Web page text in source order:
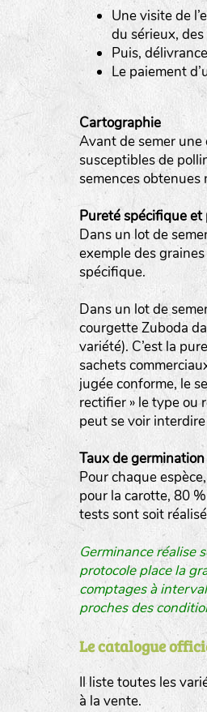
SATIVA
SEMAILLES
Une visite de
du sérieux,
Puis,
Le paiement
Cartographie
Avant de semer une
susceptibles de
semences obtenues
Pureté spécifique
Dans un lot de
exemple des
spécifique.
Dans un lot de
courgette Zuboda
variété). C’est la
sachets
jugée conforme, le
rectifier » le type ou
peut se voir interdire
Taux de germination
Pour chaque
pour la carotte, 80
tests sont soit
Germinance réalise
protocole place la
comptages à
proches des
Le catalogue
Il liste toutes les
à la vente.